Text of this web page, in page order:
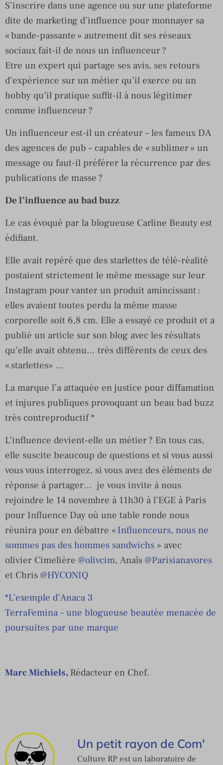
S’inscrire dans une agence ou sur une plateforme
dite de marketing d’influence pour monnayer sa
« bande-passante » autrement dit ses réseaux
sociaux fait-il de nous un influenceur ?
Etre un expert qui partage ses avis, ses retours
d’expérience sur un métier qu’il exerce ou un
hobby qu’il pratique suffit-il à nous légitimer
comme influenceur ?
Un influenceur est-il un créateur – les fameux DA
des agences de pub – capables de « sublimer » un
message ou faut-il préférer la récurrence par des
publications de masse ?
De l’influence au bad buzz
Le cas évoqué par la blogueuse Carline Beauty est
édifiant.
Elle avait repéré que des starlettes de télé-réalité
postaient strictement le même message sur leur
Instagram pour vanter un produit amincissant :
elles avaient toutes perdu la même masse
corporelle soit 6,8 cm. Elle a essayé ce produit et a
publié un article sur son blog avec les résultats
qu’elle avait obtenu… très différents de ceux des
« starlettes» …
La marque l’a attaquée en justice pour diffamation
et injures publiques provoquant un beau bad buzz
très contreproductif *
L’influence devient-elle un métier ? En tous cas,
elle suscite beaucoup de questions et si vous aussi
vous vous interrogez, si vous avez des éléments de
réponse à partager… je vous invite à nous
rejoindre le 14 novembre à 11h30 à l’EGE à Paris
pour Influence Day où une table ronde nous
réunira pour en débattre « Influenceurs, nous ne
sommes pas des hommes sandwichs » avec
olivier Cimelière @olivcim, Anaîs @Parisianavores
et Chris @HYCONIQ
*L’exemple d’Anaca 3
TerraFemina – une blogueuse beautée menacée de
poursuites par une marque
Marc Michiels, Rédacteur en Chef.
Un petit rayon de Com'
Culture RP est un laboratoire de